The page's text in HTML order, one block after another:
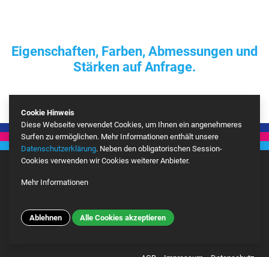
Eigenschaften, Farben, Abmessungen und
Stärken auf Anfrage.
© Copyright 2026 BEN Kunststoffe Vertriebs GmbH – Site developed by
Cookie Hinweis
Diese Webseite verwendet Cookies, um Ihnen ein angenehmeres
Surfen zu ermöglichen. Mehr Informationen enthält unsere
Datenschutzerklärung. Neben den obligatorischen Session-
Cookies verwenden wir Cookies weiterer Anbieter.
Mehr Informationen
Ablehnen
Alle Cookies akzeptieren